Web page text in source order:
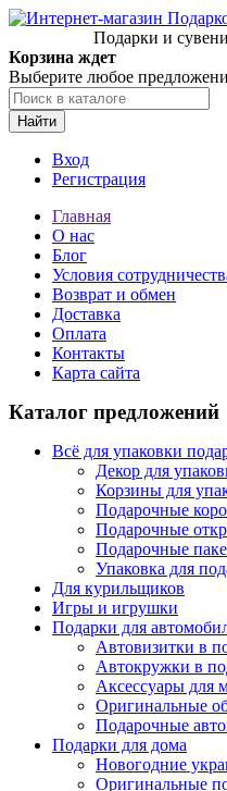
Подарки и
Корзина ждет
Выберите любое
Найти
Вход
Регистрация
Главная
О нас
Блог
Условия
Возврат и обмен
Доставка
Оплата
Контакты
Карта сайта
Каталог предложений
Всё для упаковки
Декор для
Корзины для
Подарочные
Подарочные
Подарочные
Упаковка для
Для курильщиков
Игры и игрушки
Подарки для
Автовизитки в
Автокружки в
Аксессуары для
Оригинальные
Подарочные
Подарки для дома
Новогодние
Оригинальные